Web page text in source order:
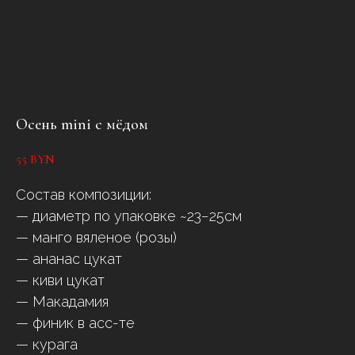
Осень mini с мёдом
55 BYN
Состав композиции:
— диаметр по упаковке ~23−25см
— манго вяленое (розы)
— ананас цукат
— киви цукат
— Макадамия
— финик в асс-те
— курага